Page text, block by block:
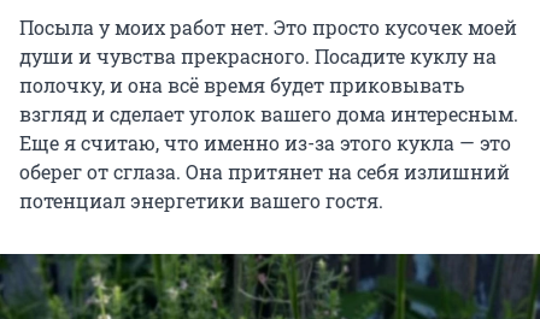
Посыла у моих работ нет. Это просто кусочек моей
души и чувства прекрасного. Посадите куклу на
полочку, и она всё время будет приковывать
взгляд и сделает уголок вашего дома интересным.
Еще я считаю, что именно из-за этого кукла — это
оберег от сглаза. Она притянет на себя излишний
потенциал энергетики вашего гостя.